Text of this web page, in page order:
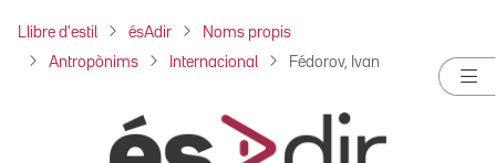
Llibre d'estil ésAdir Noms propis
Antropònims Internacional Fédorov, Ivan